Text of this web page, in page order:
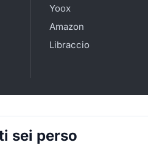
Yoox
Amazon
Libraccio
sei perso